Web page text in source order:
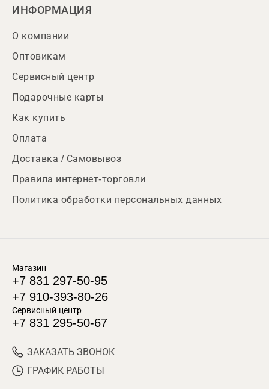
ИНФОРМАЦИЯ
О компании
Оптовикам
Сервисный центр
Подарочные карты
Как купить
Оплата
Доставка / Самовывоз
Правила интернет-торговли
Политика обработки персональных данных
Магазин
+7 831 297-50-95
+7 910-393-80-26
Сервисный центр
+7 831 295-50-67
ЗАКАЗАТЬ ЗВОНОК
ГРАФИК РАБОТЫ